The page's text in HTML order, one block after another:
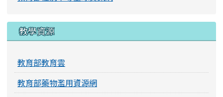
教學資源
教育部教育雲
教育部藥物濫用資源網